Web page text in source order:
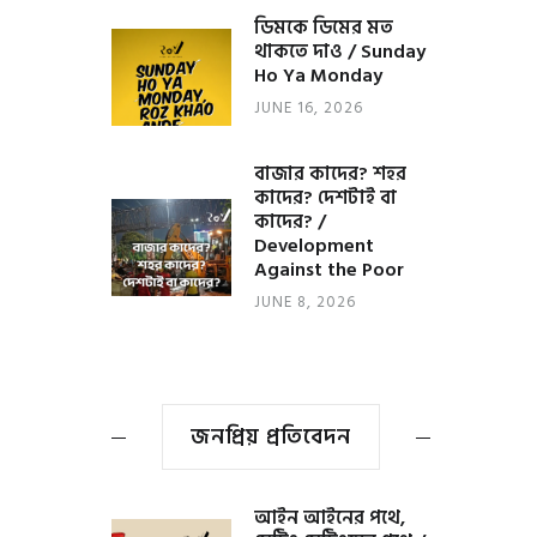
ডিমকে ডিমের মত
থাকতে দাও / Sunday
Ho Ya Monday
JUNE 16, 2026
বাজার কাদের? শহর
কাদের? দেশটাই বা
কাদের? /
Development
Against the Poor
JUNE 8, 2026
জনপ্রিয় প্রতিবেদন
আইন আইনের পথে,